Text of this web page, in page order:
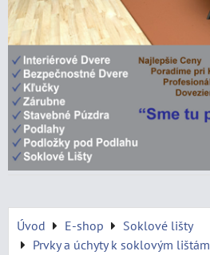
Úvod E-shop
Soklové lišty
Prvky a úchyty k soklovým lištám